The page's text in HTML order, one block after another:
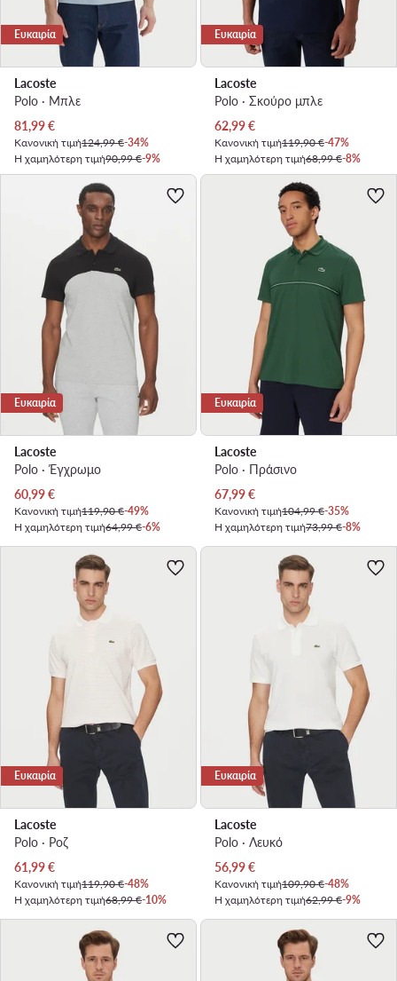
Ευκαιρία
Lacoste
Polo · Μπλε
Τρέχουσα τιμή
81,99€
Κανονική τιμή124,99 €-34%
Η χαμηλότερη τιμή90,99 €-9%
Ευκαιρία
Lacoste
Polo · Σκούρο μπλε
Τρέχουσα τιμή
62,99€
Κανονική τιμή119,90 €-47%
Η χαμηλότερη τιμή68,99 €-8%
Ευκαιρία
Lacoste
Polo · Έγχρωμο
Τρέχουσα τιμή
60,99€
Κανονική τιμή119,90 €-49%
Η χαμηλότερη τιμή64,99 €-6%
Ευκαιρία
Lacoste
Polo · Πράσινο
Τρέχουσα τιμή
67,99€
Κανονική τιμή104,99 €-35%
Η χαμηλότερη τιμή73,99 €-8%
Ευκαιρία
Lacoste
Polo · Ροζ
Τρέχουσα τιμή
61,99€
Κανονική τιμή119,90 €-48%
Η χαμηλότερη τιμή68,99 €-10%
Ευκαιρία
Lacoste
Polo · Λευκό
Τρέχουσα τιμή
56,99€
Κανονική τιμή109,90 €-48%
Η χαμηλότερη τιμή62,99 €-9%